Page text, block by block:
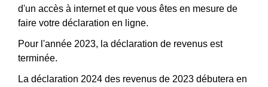
d'un accès à internet et que vous êtes en mesure de
faire votre déclaration en ligne.
Pour l'année 2023, la déclaration de revenus est
terminée.
La déclaration 2024 des revenus de 2023 débutera en